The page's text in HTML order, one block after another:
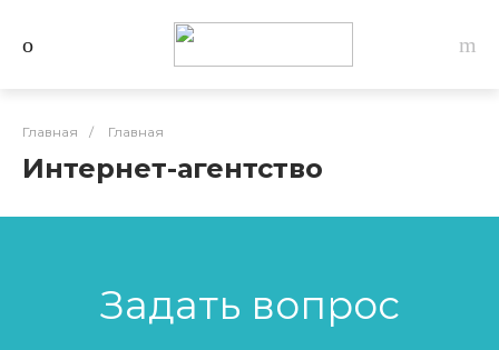
Главная / Главная
Интернет-агентство
Задать вопрос